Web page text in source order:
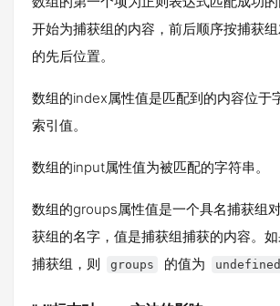
开始为捕获组的内容，前后顺序按捕获
的先后位置。
数组的index属性值是匹配到的内容位于
索引值。
数组的input属性值为被匹配的字符串。
数组的groups属性值是一个具名捕获组
获组的名字，值是捕获组捕获的内容。
捕获组，则
groups 的值为 undefined